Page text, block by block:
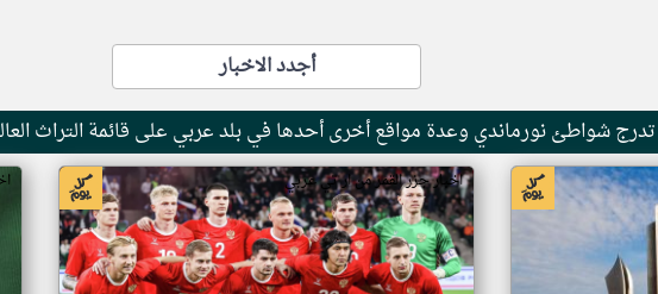
أجدد الاخبار
تدرج شواطئ نورماندي وعدة مواقع أخرى أحدها في بلد عربي على قائمة التراث
اخبار جزر القمر من ار تي عربي